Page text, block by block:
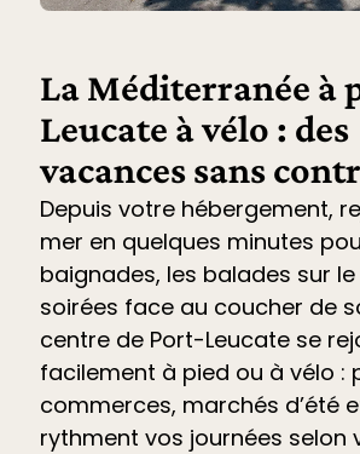
La Méditerranée à
Leucate à vélo : des
vacances sans
Depuis votre hébergement,
mer en quelques minutes
baignades, les balades sur
soirées face au coucher de
centre de Port-Leucate se
facilement à pied ou à vélo :
commerces, marchés d’été
rythment vos journées selon